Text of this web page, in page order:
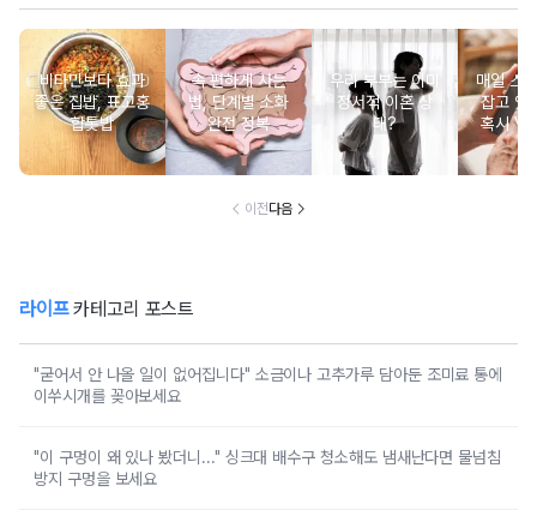
비타민보다 효과
좋은 집밥, 표고홍
합톳밥
속 편하게 사는
법, 단계별 소화
완전 정복
우리 부부는 이미
정서적 이혼 상
태?
매일 스
잡고 있
혹시
이전다음
라이프카테고리 포스트
"굳어서 안 나올 일이 없어집니다" 소금이나 고추가루 담아둔 조미료 통에
이쑤시개를 꽂아보세요
"이 구멍이 왜 있나 봤더니..." 싱크대 배수구 청소해도 냄새난다면 물넘침
방지 구멍을 보세요